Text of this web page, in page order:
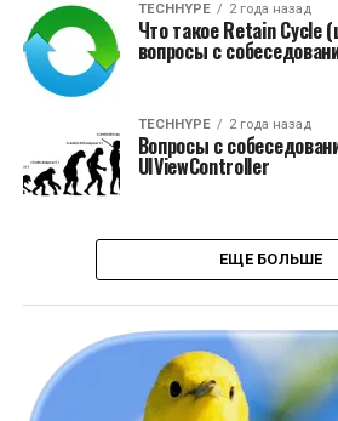
TECHHYPE 2 года назад
Что такое Retain Cycle
вопросы с
TECHHYPE 2 года назад
Вопросы с
UIViewController
ЕЩЕ БОЛЬШЕ